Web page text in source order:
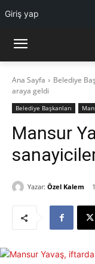
Ana Sayfa Belediye
araya geldi
Belediye Başkanları
Mansur
Yazar: Özel Kalem
Giriş yap